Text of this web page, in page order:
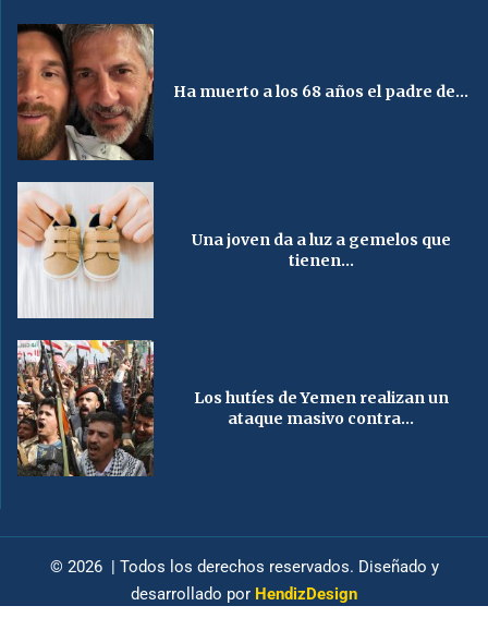
Ha muerto a los 68 años el padre de...
Una joven da a luz a gemelos que
tienen...
Los hutíes de Yemen realizan un
ataque masivo contra...
© 2026 | Todos los derechos reservados. Diseñado y
desarrollado por HendizDesign